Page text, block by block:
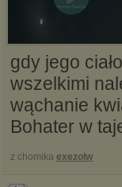
gdy jego
wszelkimi
wąchanie
Bohater w
z chomika exezolw